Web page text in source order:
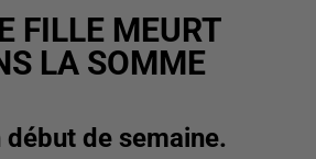
FILLE MEURT
LA SOMME
début de semaine.